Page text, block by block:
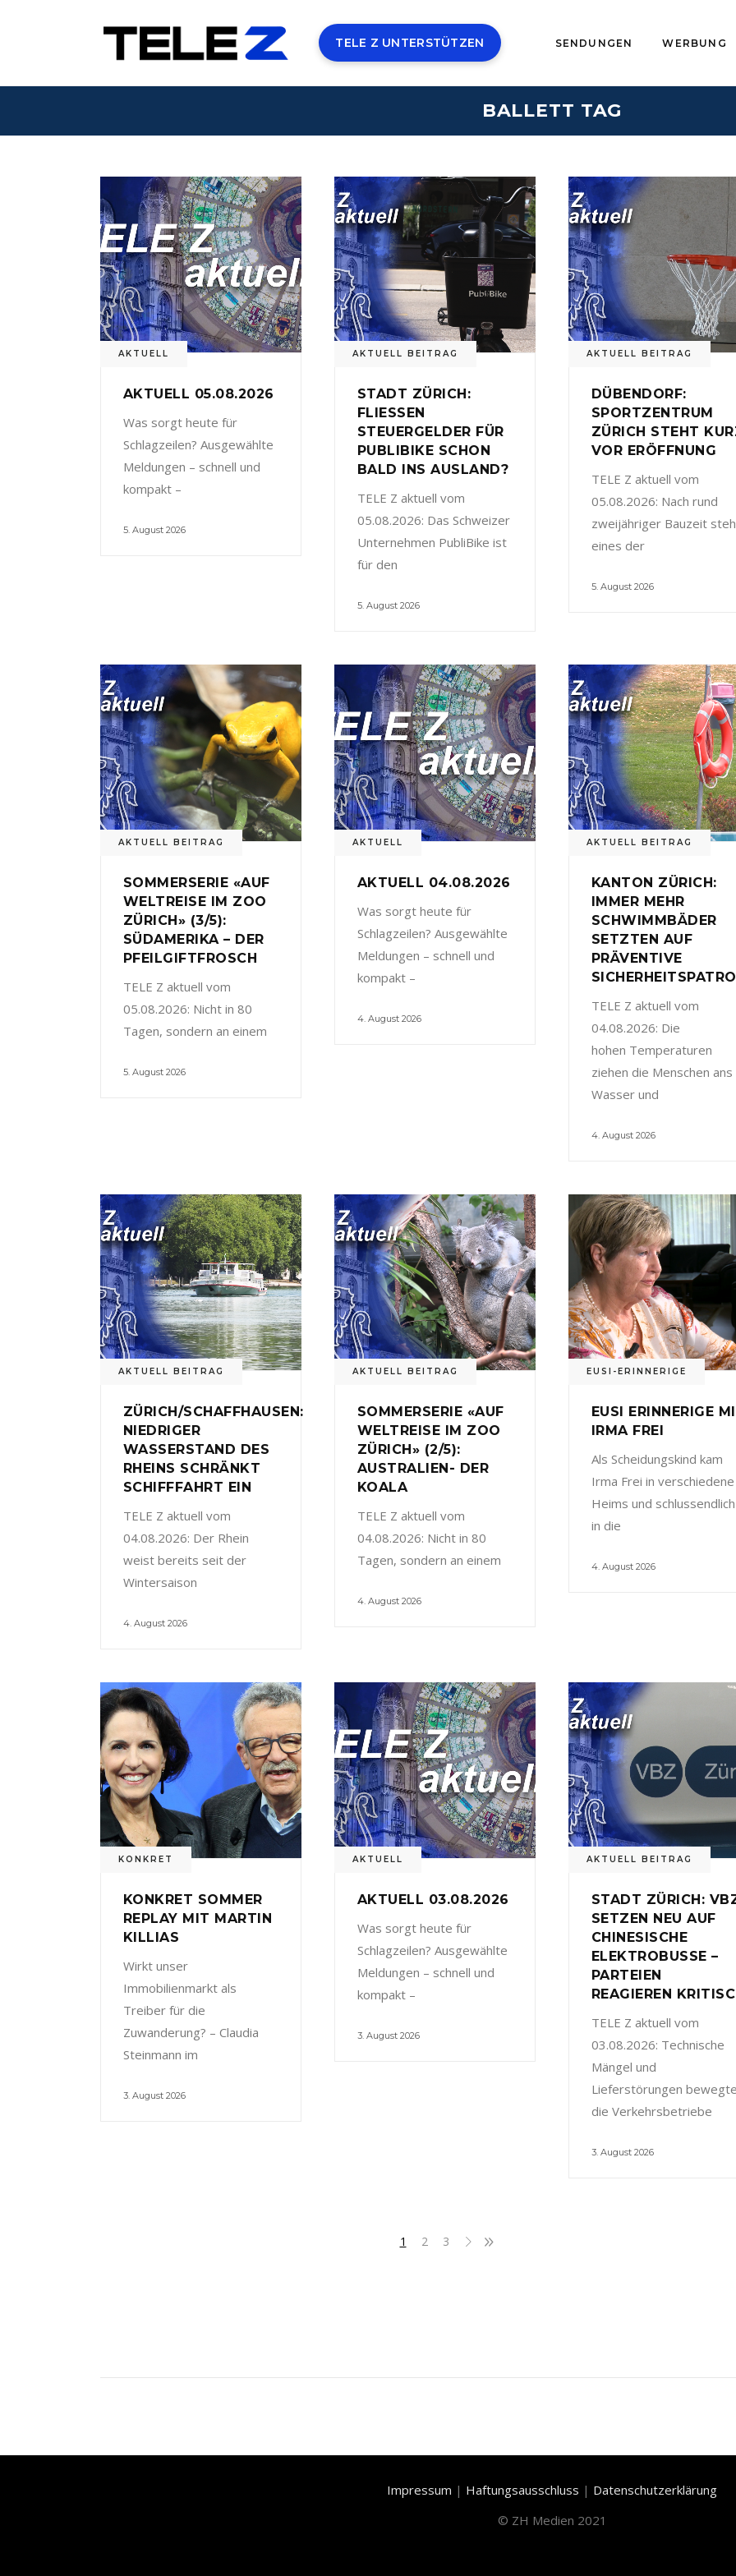
TELE Z UNTERSTÜTZEN SENDUNGEN WERBUNG
BALLETT TAG
AKTUELL
AKTUELL 05.08.2026
Was sorgt heute für
Schlagzeilen? Ausgewählte
Meldungen – schnell und
kompakt –
5. August 2026
AKTUELL BEITRAG
STADT ZÜRICH:
FLIESSEN
STEUERGELDER FÜR
PUBLIBIKE SCHON
BALD INS AUSLAND?
TELE Z aktuell vom
05.08.2026: Das Schweizer
Unternehmen PubliBike ist
für den
5. August 2026
AKTUELL BEITRAG
DÜBENDORF:
SPORTZENTRUM
ZÜRICH STEHT
VOR ERÖFFNUNG
TELE Z aktuell vom
05.08.2026: Nach rund
zweijähriger Bauzeit
eines der
5. August 2026
AKTUELL BEITRAG
SOMMERSERIE «AUF
WELTREISE IM ZOO
ZÜRICH» (3/5):
SÜDAMERIKA – DER
PFEILGIFTFROSCH
TELE Z aktuell vom
05.08.2026: Nicht in 80
Tagen, sondern an einem
5. August 2026
AKTUELL
AKTUELL 04.08.2026
Was sorgt heute für
Schlagzeilen? Ausgewählte
Meldungen – schnell und
kompakt –
4. August 2026
AKTUELL BEITRAG
KANTON ZÜRICH:
IMMER MEHR
SCHWIMMBÄDER
SETZTEN AUF
PRÄVENTIVE
TELE Z aktuell vom
04.08.2026: Die
hohen Temperaturen
ziehen die Menschen ans
Wasser und
4. August 2026
AKTUELL BEITRAG
ZÜRICH/SCHAFFHAUSEN:
NIEDRIGER
WASSERSTAND DES
RHEINS SCHRÄNKT
SCHIFFFAHRT EIN
TELE Z aktuell vom
04.08.2026: Der Rhein
weist bereits seit der
Wintersaison
4. August 2026
AKTUELL BEITRAG
SOMMERSERIE «AUF
WELTREISE IM ZOO
ZÜRICH» (2/5):
AUSTRALIEN- DER
KOALA
TELE Z aktuell vom
04.08.2026: Nicht in 80
Tagen, sondern an einem
4. August 2026
EUSI-ERINNERIGE
EUSI ERINNERIGE
IRMA FREI
Als Scheidungskind kam
Irma Frei in verschiedene
Heims und schlussendlich
in die
4. August 2026
KONKRET
KONKRET SOMMER
REPLAY MIT MARTIN
KILLIAS
Wirkt unser
Immobilienmarkt als
Treiber für die
Zuwanderung? – Claudia
Steinmann im
3. August 2026
AKTUELL
AKTUELL 03.08.2026
Was sorgt heute für
Schlagzeilen? Ausgewählte
Meldungen – schnell und
kompakt –
3. August 2026
AKTUELL BEITRAG
STADT ZÜRICH:
SETZEN NEU AUF
CHINESISCHE
ELEKTROBUSSE –
PARTEIEN
REAGIEREN
TELE Z aktuell vom
03.08.2026: Technische
Mängel und
Lieferstörungen
die Verkehrsbetriebe
3. August 2026
1 2 3
Impressum | Haftungsausschluss | Datenschutzerklärung
© ZH Medien 2021